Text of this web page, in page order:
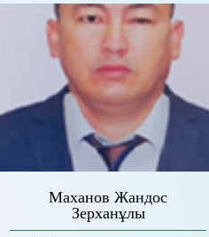
Маханов Жандос
Зерханұлы